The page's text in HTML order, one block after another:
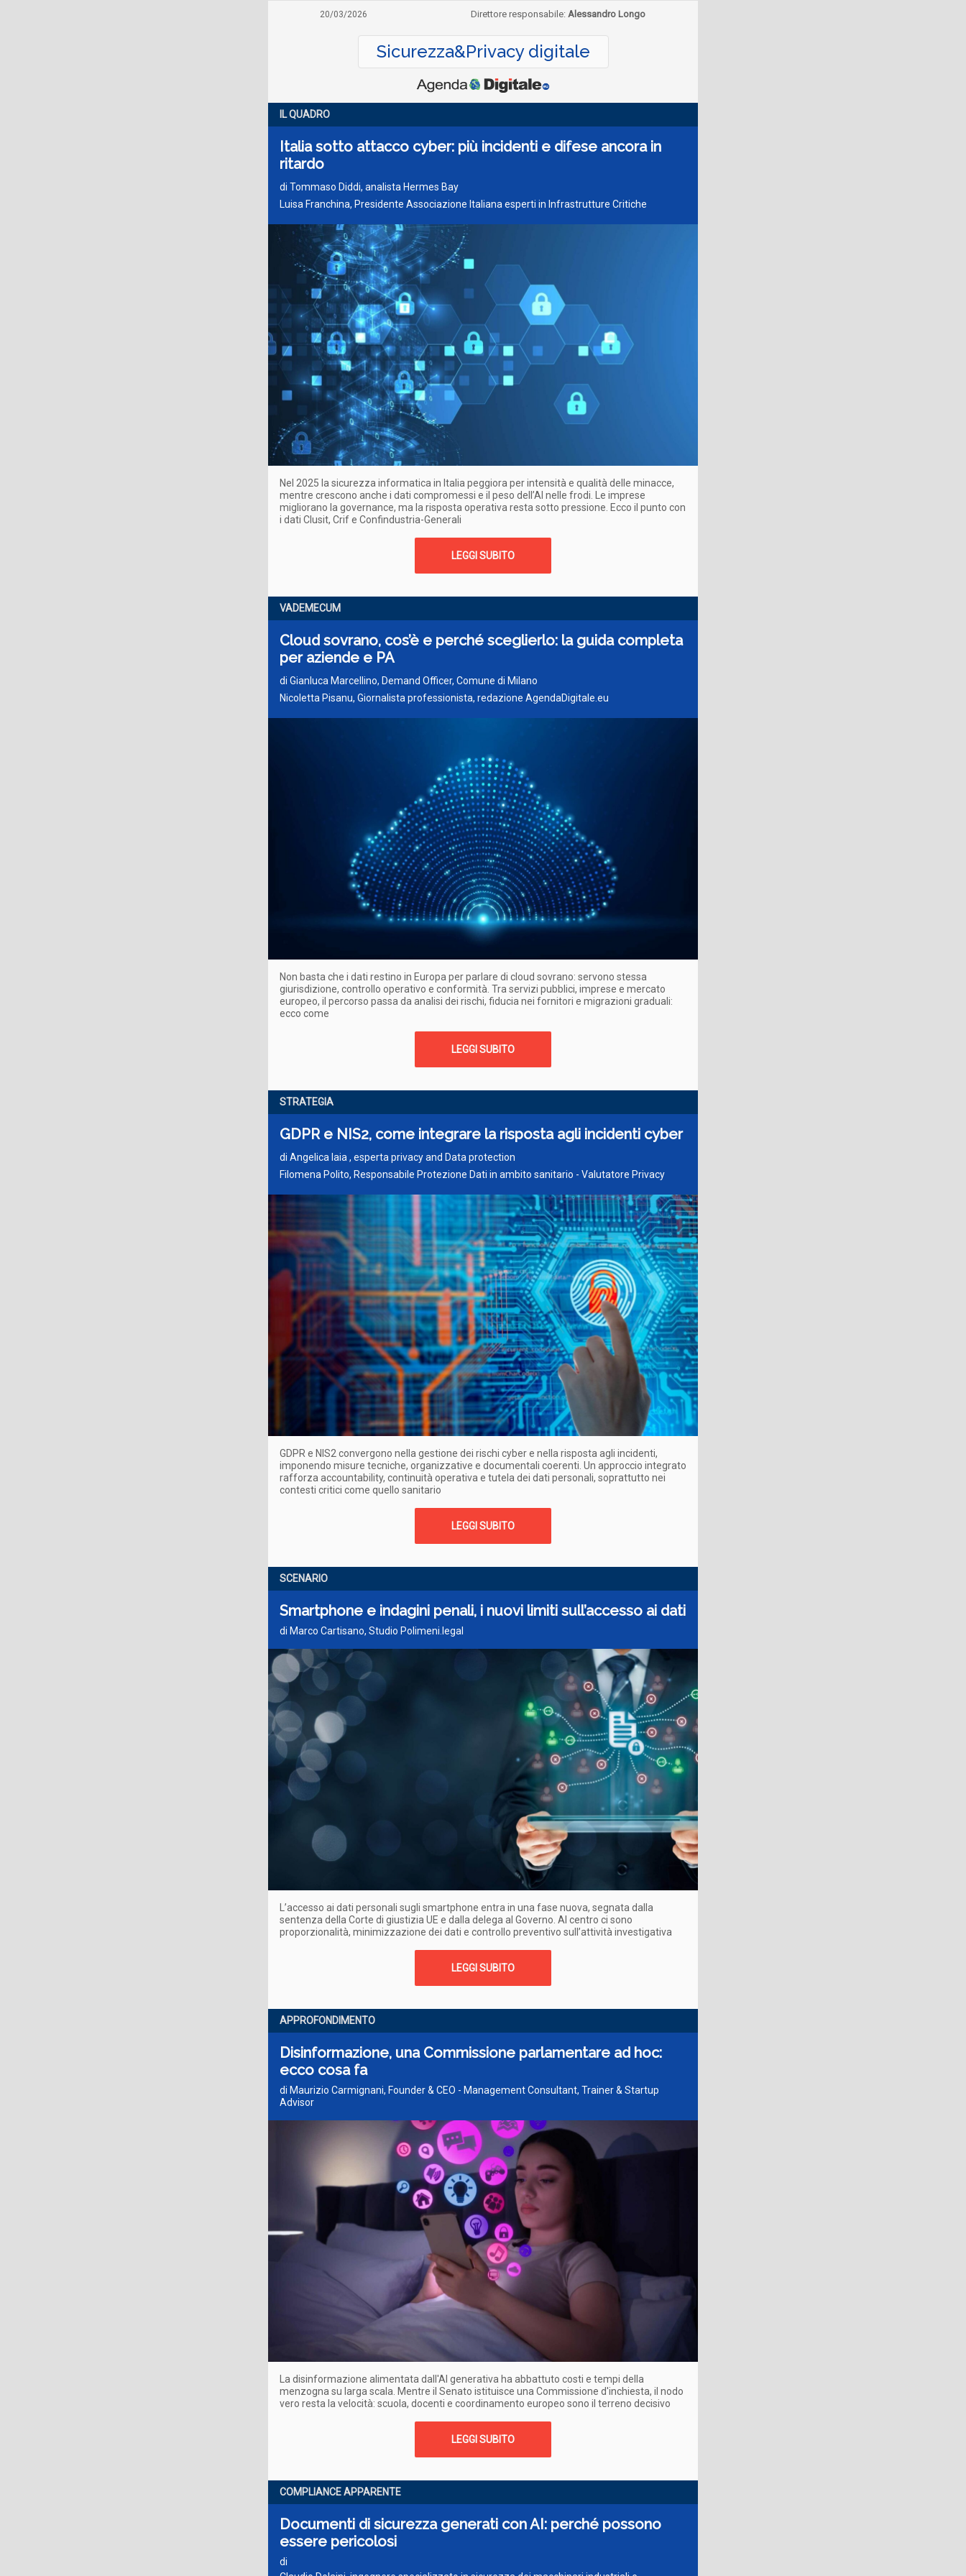
20/03/2026 Direttore responsabile: Alessandro Longo
Sicurezza&Privacy digitale
IL QUADRO
Italia sotto attacco cyber: più incidenti e difese ancora in
ritardo
di Tommaso Diddi, analista Hermes Bay
Luisa Franchina, Presidente Associazione Italiana esperti in Infrastrutture Critiche
Nel 2025 la sicurezza informatica in Italia peggiora per intensità e qualità delle minacce,
mentre crescono anche i dati compromessi e il peso dell’AI nelle frodi. Le imprese
migliorano la governance, ma la risposta operativa resta sotto pressione. Ecco il punto con
i dati Clusit, Crif e Confindustria-Generali
LEGGI SUBITO
VADEMECUM
Cloud sovrano, cos’è e perché sceglierlo: la guida completa
per aziende e PA
di Gianluca Marcellino, Demand Officer, Comune di Milano
Nicoletta Pisanu, Giornalista professionista, redazione AgendaDigitale.eu
Non basta che i dati restino in Europa per parlare di cloud sovrano: servono stessa
giurisdizione, controllo operativo e conformità. Tra servizi pubblici, imprese e mercato
europeo, il percorso passa da analisi dei rischi, fiducia nei fornitori e migrazioni graduali:
ecco come
LEGGI SUBITO
STRATEGIA
GDPR e NIS2, come integrare la risposta agli incidenti cyber
di Angelica Iaia , esperta privacy and Data protection
Filomena Polito, Responsabile Protezione Dati in ambito sanitario - Valutatore Privacy
GDPR e NIS2 convergono nella gestione dei rischi cyber e nella risposta agli incidenti,
imponendo misure tecniche, organizzative e documentali coerenti. Un approccio integrato
rafforza accountability, continuità operativa e tutela dei dati personali, soprattutto nei
contesti critici come quello sanitario
LEGGI SUBITO
SCENARIO
Smartphone e indagini penali, i nuovi limiti sull’accesso ai dati
di Marco Cartisano, Studio Polimeni.legal
L’accesso ai dati personali sugli smartphone entra in una fase nuova, segnata dalla
sentenza della Corte di giustizia UE e dalla delega al Governo. Al centro ci sono
proporzionalità, minimizzazione dei dati e controllo preventivo sull’attività investigativa
LEGGI SUBITO
APPROFONDIMENTO
Disinformazione, una Commissione parlamentare ad hoc:
ecco cosa fa
di Maurizio Carmignani, Founder & CEO - Management Consultant, Trainer & Startup
Advisor
La disinformazione alimentata dall'AI generativa ha abbattuto costi e tempi della
menzogna su larga scala. Mentre il Senato istituisce una Commissione d'inchiesta, il nodo
vero resta la velocità: scuola, docenti e coordinamento europeo sono il terreno decisivo
LEGGI SUBITO
COMPLIANCE APPARENTE
Documenti di sicurezza generati con AI: perché possono
essere pericolosi
di